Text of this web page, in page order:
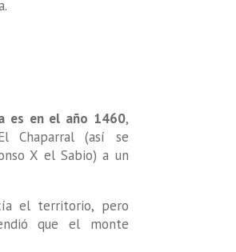
es en el año 1460,
Chaparral (así se
X el Sabio) a un
el territorio, pero
que el monte